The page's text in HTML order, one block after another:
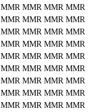
MMR MMR MMR MMR
MMR MMR MMR MMR
MMR MMR MMR MMR
MMR MMR MMR MMR
MMR MMR MMR MMR
MMR MMR MMR MMR
MMR MMR MMR MMR
MMR MMR MMR MMR
MMR MMR MMR MMR